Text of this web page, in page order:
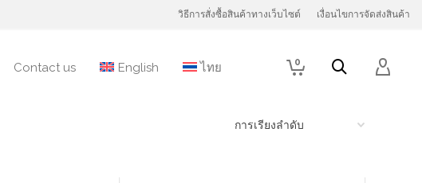
วิธีการสั่งซื้อสินค้าทางเว็บไซต์ เงื่อนไขการจัดส่งสินค้า
Contact us English ไทย 0